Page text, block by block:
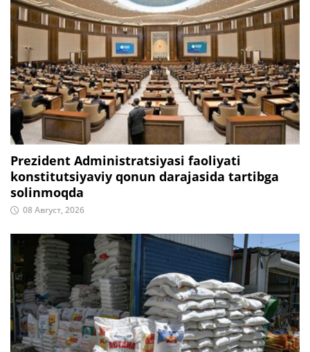
Prezident Administratsiyasi faoliyati
konstitutsiyaviy qonun darajasida tartibga
solinmoqda
08 Август, 2026